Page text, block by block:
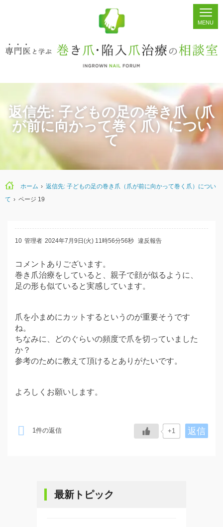
ホーム シェア 掲示板 検索
返信先: 子どもの足の巻き爪（爪
が前に向かって巻く爪）につい
て
ホーム › 返信先: 子どもの足の巻き爪（爪が前に向かって巻く爪）につい
て › ページ 19
10 管理者 2024年7月9日(火) 11時56分56秒 違反報告
コメントありございます。
巻き爪治療をしていると、親子で顔が似るように、
足の形も似ていると実感しています。
爪を小まめにカットするというのが重要そうです
ね。
ちなみに、どのぐらいの頻度で爪を切っていました
か？
参考のために教えて頂けるとありがたいです。
よろしくお願いします。
返信
+1
1件の返信
最新トピック